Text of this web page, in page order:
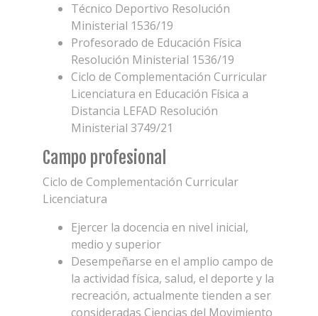
Técnico Deportivo Resolución
Ministerial 1536/19
Profesorado de Educación Física
Resolución Ministerial 1536/19
Ciclo de Complementación Curricular
Licenciatura en Educación Física a
Distancia LEFAD Resolución
Ministerial 3749/21
Campo profesional
Ciclo de Complementación Curricular
Licenciatura
Ejercer la docencia en nivel inicial,
medio y superior
Desempeñarse en el amplio campo de
la actividad física, salud, el deporte y la
recreación, actualmente tienden a ser
consideradas Ciencias del Movimiento